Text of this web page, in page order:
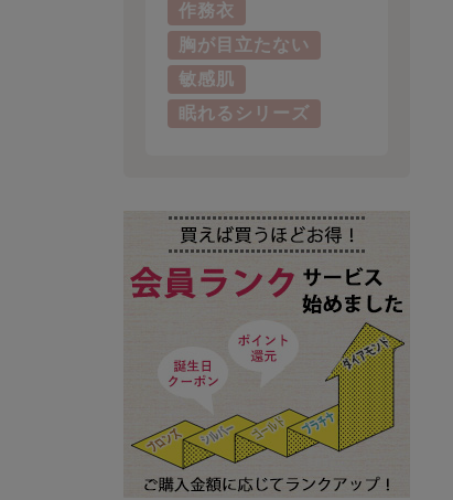
作務衣
胸が目立たない
敏感肌
眠れるシリーズ